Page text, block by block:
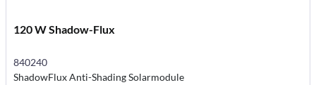
120 W Shadow-Flux
840240
ShadowFlux Anti-Shading Solarmodule